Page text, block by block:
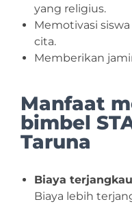
yang religius.
Memotivasi
cita.
Memberikan
Manfaat
bimbel
Taruna
Biaya terjangkau
Biaya lebih